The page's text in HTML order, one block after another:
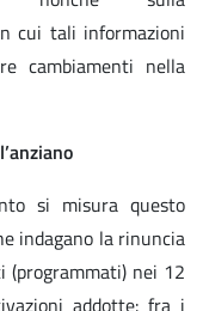
cui tali informazioni
cambiamenti nella
si misura questo
indagano la rinuncia
(programmati) nei 12